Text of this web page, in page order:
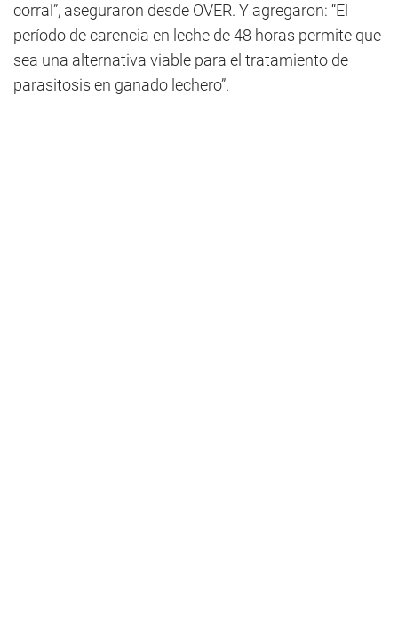
corral”, aseguraron desde OVER. Y agregaron: “El
período de carencia en leche de 48 horas permite que
sea una alternativa viable para el tratamiento de
parasitosis en ganado lechero”.